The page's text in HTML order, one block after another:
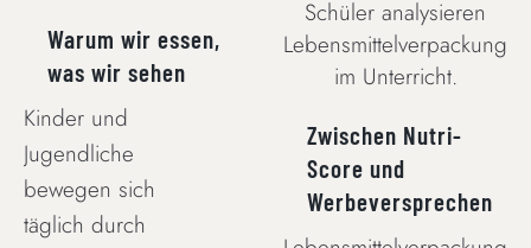
Warum wir essen,
was wir sehen
Kinder und
Jugendliche
bewegen sich
täglich durch
SCORE UND
WERBEVERSPRECHEN
Zwischen Nutri-
Score und
Werbeversprechen